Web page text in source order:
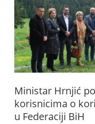
Ministar Hrnjić
korisnicima o
u Federaciji BiH